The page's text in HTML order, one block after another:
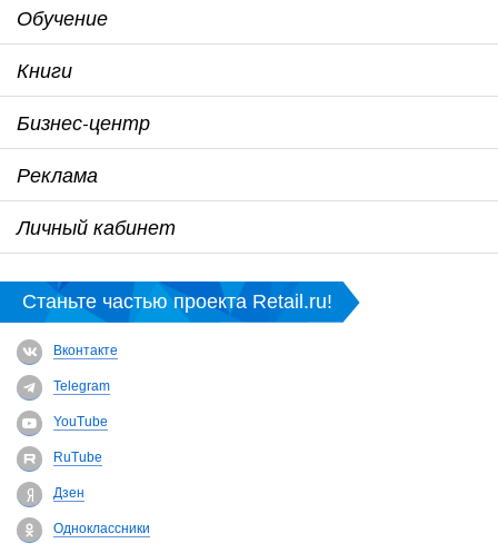
Обучение
Книги
Бизнес-центр
Реклама
Личный кабинет
Станьте частью проекта Retail.ru!
Вконтакте
Telegram
YouTube
RuTube
Дзен
Одноклассники